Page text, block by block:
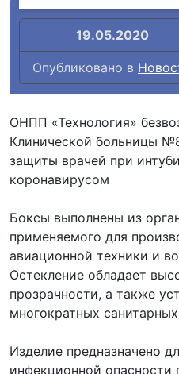
19.05.2020
Опубликовано в
ОНПП «Технология»
Клинической больницы
защиты врачей при
коронавирусом
Боксы выполнены из
применяемого для
авиационной техники и
Остекление обладает
прозрачности, а также
многократных
Изделие предназначено
инфекционной опасности